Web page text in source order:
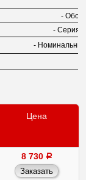
-
- Серия (
-
Цена
8 730 a